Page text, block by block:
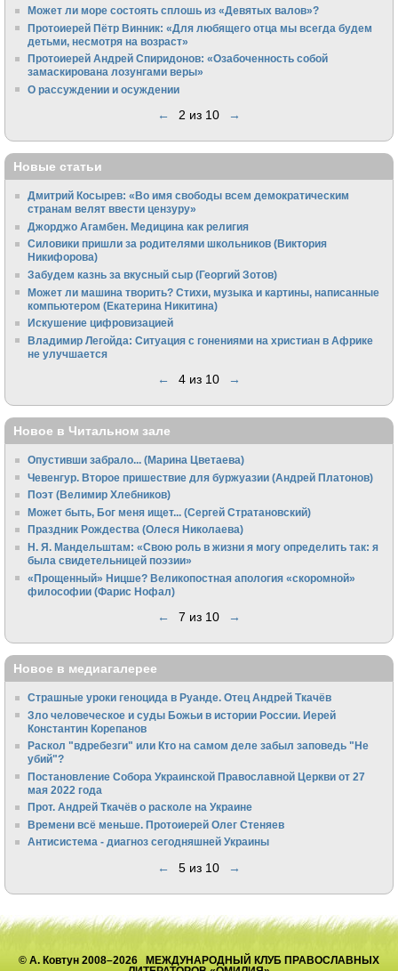
Может ли море состоять сплошь из «Девятых валов»?
Протоиерей Пётр Винник: «Для любящего отца мы всегда будем
детьми, несмотря на возраст»
Протоиерей Андрей Спиридонов: «Озабоченность собой
замаскирована лозунгами веры»
О рассуждении и осуждении
← 2 из 10 →
Новые статьи
Дмитрий Косырев: «Во имя свободы всем демократическим
странам велят ввести цензуру»
Джорджо Агамбен. Медицина как религия
Силовики пришли за родителями школьников (Виктория
Никифорова)
Забудем казнь за вкусный сыр (Георгий Зотов)
Может ли машина творить? Стихи, музыка и картины, написанные
компьютером (Екатерина Никитина)
Искушение цифровизацией
Владимир Легойда: Ситуация с гонениями на христиан в Африке
не улучшается
← 4 из 10 →
Новое в Читальном зале
Опустивши забрало... (Марина Цветаева)
Чевенгур. Второе пришествие для буржуазии (Андрей Платонов)
Поэт (Велимир Хлебников)
Может быть, Бог меня ищет... (Сергей Стратановский)
Праздник Рождества (Олеся Николаева)
Н. Я. Мандельштам: «Свою pоль в жизни я могу опpеделить так: я
была свидетельницей поэзии»
«Прощенный» Ницше? Великопостная апология «скоромной»
философии (Фарис Нофал)
← 7 из 10 →
Новое в медиагалерее
Страшные уроки геноцида в Руанде. Отец Андрей Ткачёв
Зло человеческое и суды Божьи в истории России. Иерей
Константин Корепанов
Раскол "вдребезги" или Кто на самом деле забыл заповедь "Не
убий"?
Постановление Собора Украинской Православной Церкви от 27
мая 2022 года
Прот. Андрей Ткачёв о расколе на Украине
Времени всё меньше. Протоиерей Олег Стеняев
Антисистема - диагноз сегодняшней Украины
← 5 из 10 →
© А. Ковтун 2008–2026 МЕЖДУНАРОДНЫЙ КЛУБ ПРАВОСЛАВНЫХ